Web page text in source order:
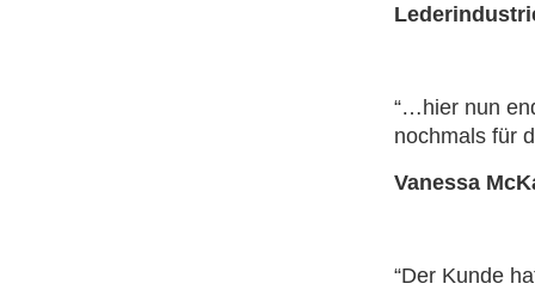
“…hier nun
nochmals für
Vanessa
“Der Kunde